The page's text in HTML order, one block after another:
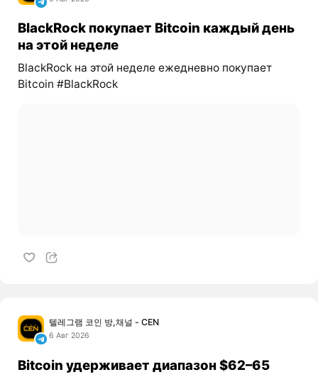
BlackRock покупает Bitcoin каждый день
на этой неделе
BlackRock на этой неделе ежедневно покупает
Bitcoin #BlackRock
텔레그램 코인 방,채널 - CEN
6 Авг 2026
Bitcoin удерживает диапазон $62–65